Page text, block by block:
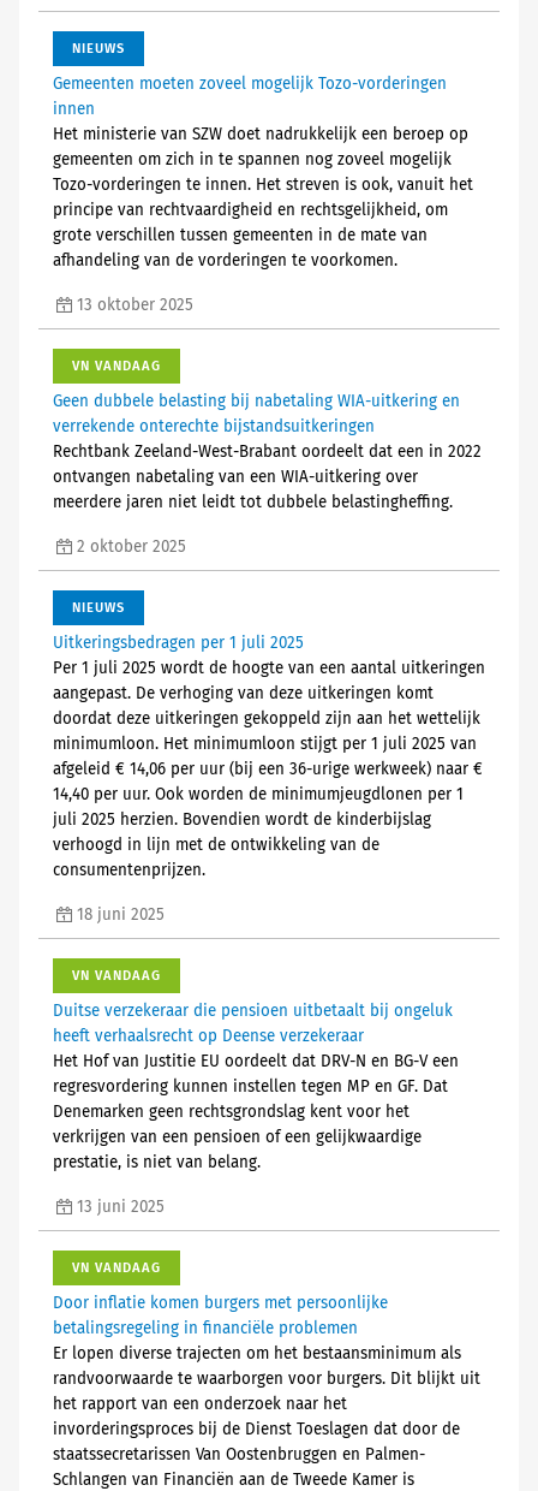
NIEUWS
Gemeenten moeten zoveel mogelijk Tozo-vorderingen
innen
Het ministerie van SZW doet nadrukkelijk een beroep op
gemeenten om zich in te spannen nog zoveel mogelijk
Tozo-vorderingen te innen. Het streven is ook, vanuit het
principe van rechtvaardigheid en rechtsgelijkheid, om
grote verschillen tussen gemeenten in de mate van
afhandeling van de vorderingen te voorkomen.
13 oktober 2025
VN VANDAAG
Geen dubbele belasting bij nabetaling WIA-uitkering en
verrekende onterechte bijstandsuitkeringen
Rechtbank Zeeland-West-Brabant oordeelt dat een in 2022
ontvangen nabetaling van een WIA-uitkering over
meerdere jaren niet leidt tot dubbele belastingheffing.
2 oktober 2025
NIEUWS
Uitkeringsbedragen per 1 juli 2025
Per 1 juli 2025 wordt de hoogte van een aantal uitkeringen
aangepast. De verhoging van deze uitkeringen komt
doordat deze uitkeringen gekoppeld zijn aan het wettelijk
minimumloon. Het minimumloon stijgt per 1 juli 2025 van
afgeleid € 14,06 per uur (bij een 36-urige werkweek) naar €
14,40 per uur. Ook worden de minimumjeugdlonen per 1
juli 2025 herzien. Bovendien wordt de kinderbijslag
verhoogd in lijn met de ontwikkeling van de
consumentenprijzen.
18 juni 2025
VN VANDAAG
Duitse verzekeraar die pensioen uitbetaalt bij ongeluk
heeft verhaalsrecht op Deense verzekeraar
Het Hof van Justitie EU oordeelt dat DRV-N en BG-V een
regresvordering kunnen instellen tegen MP en GF. Dat
Denemarken geen rechtsgrondslag kent voor het
verkrijgen van een pensioen of een gelijkwaardige
prestatie, is niet van belang.
13 juni 2025
VN VANDAAG
Door inflatie komen burgers met persoonlijke
betalingsregeling in financiële problemen
Er lopen diverse trajecten om het bestaansminimum als
randvoorwaarde te waarborgen voor burgers. Dit blijkt uit
het rapport van een onderzoek naar het
invorderingsproces bij de Dienst Toeslagen dat door de
staatssecretarissen Van Oostenbruggen en Palmen-
Schlangen van Financiën aan de Tweede Kamer is